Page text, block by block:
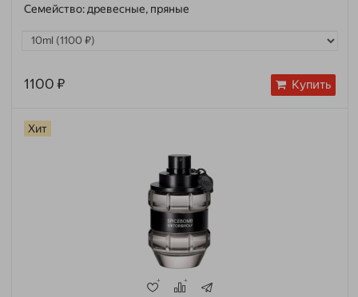
Семейство: древесные, пряные
1100 ₽ Купить
Хит